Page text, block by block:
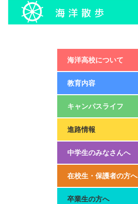
海洋高校について
教育内容
キャンパスライフ
進路情報
中学生のみなさんへ
在校生・保護者の方へ
卒業生の方へ